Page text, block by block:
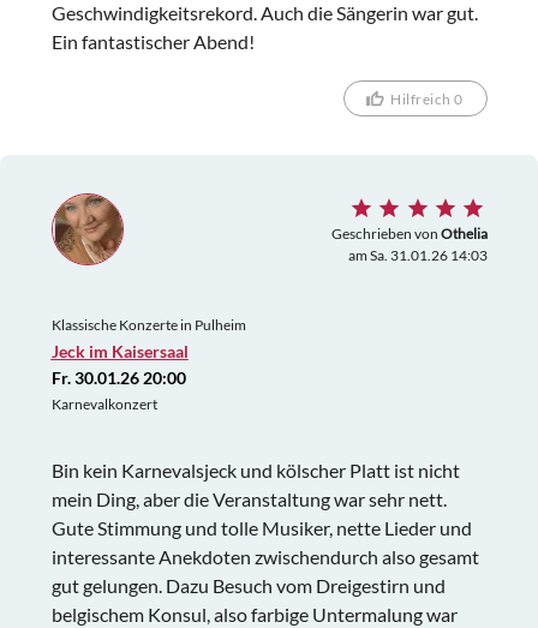
Geschwindigkeitsrekord. Auch die Sängerin war gut.
Ein fantastischer Abend!
Hilfreich 0
Geschrieben von Othelia
am Sa. 31.01.26 14:03
Klassische Konzerte in Pulheim
Jeck im Kaisersaal
Fr. 30.01.26 20:00
Karnevalkonzert
Bin kein Karnevalsjeck und kölscher Platt ist nicht
mein Ding, aber die Veranstaltung war sehr nett.
Gute Stimmung und tolle Musiker, nette Lieder und
interessante Anekdoten zwischendurch also gesamt
gut gelungen. Dazu Besuch vom Dreigestirn und
belgischem Konsul, also farbige Untermalung war